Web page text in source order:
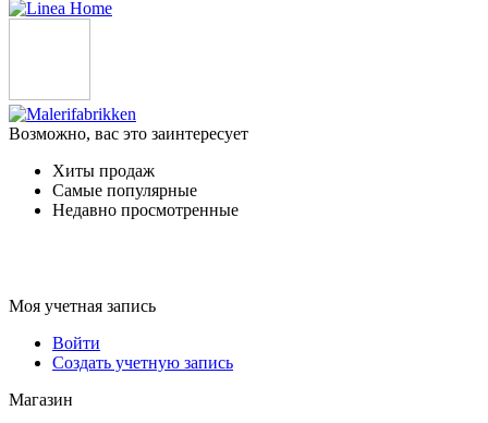
Возможно, вас это заинтересует
Хиты продаж
Самые популярные
Недавно просмотренные
Моя учетная запись
Войти
Создать учетную запись
Магазин